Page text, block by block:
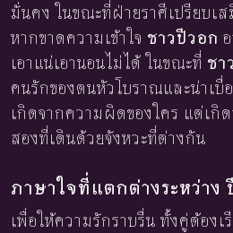
มั่นคง ในขณะที่ฝ่ายราศีเปรียบเ
หากขาดความเข้าใจ ชาวปีวอก
เอาแน่เอานอนไม่ได้ ในขณะที่ ชา
คนรักของตนหัวโบราณและน่าเบื่
เกิดจากความผิดของใคร แต่เกิ
สองที่เดินด้วยจังหวะที่ต่างกัน
ภาษาใจที่แตกต่างระหว่าง
เพื่อให้ความรักราบรื่น ทั้งคู่ต้องเ